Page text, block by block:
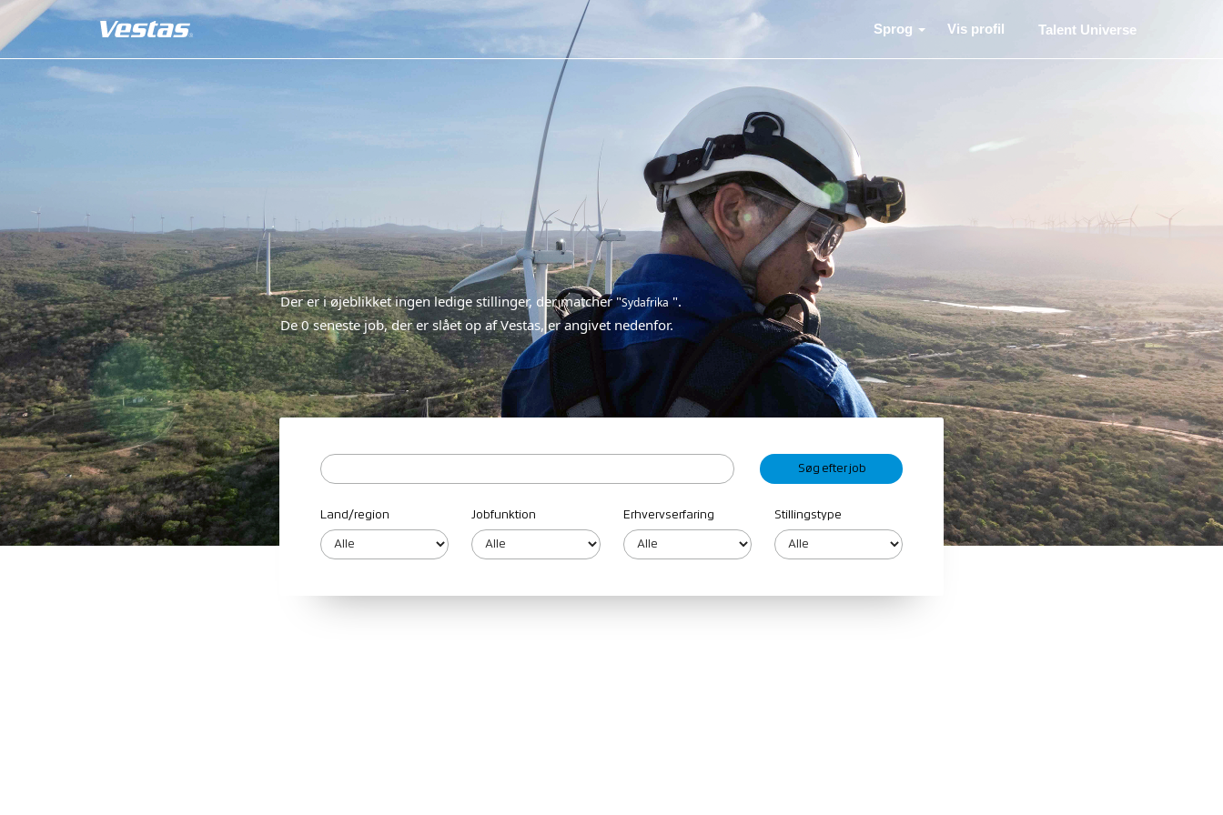
Sprog Vis profil Talent Universe
Der er i øjeblikket ingen ledige stillinger, der matcher "Sydafrika".
De 0 seneste job, der er slået op af Vestas, er angivet nedenfor.
Land/region Jobfunktion Erhvervserfaring Stillingstype